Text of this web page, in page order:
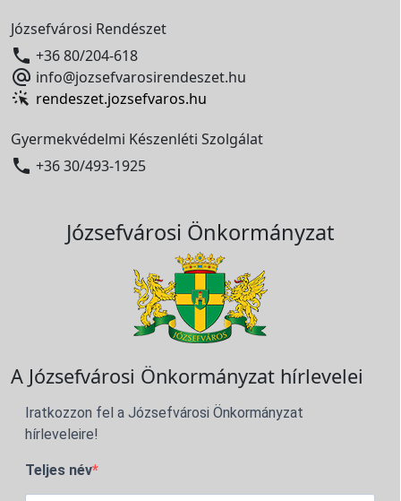
Józsefvárosi Rendészet
 +36 80/204-618
 info@jozsefvarosirendeszet.hu
rendeszet.jozsefvaros.hu
Gyermekvédelmi Készenléti Szolgálat
 +36 30/493-1925
Józsefvárosi Önkormányzat
A Józsefvárosi Önkormányzat hírlevelei
Iratkozzon fel a Józsefvárosi Önkormányzat
hírleveleire!
Teljes név